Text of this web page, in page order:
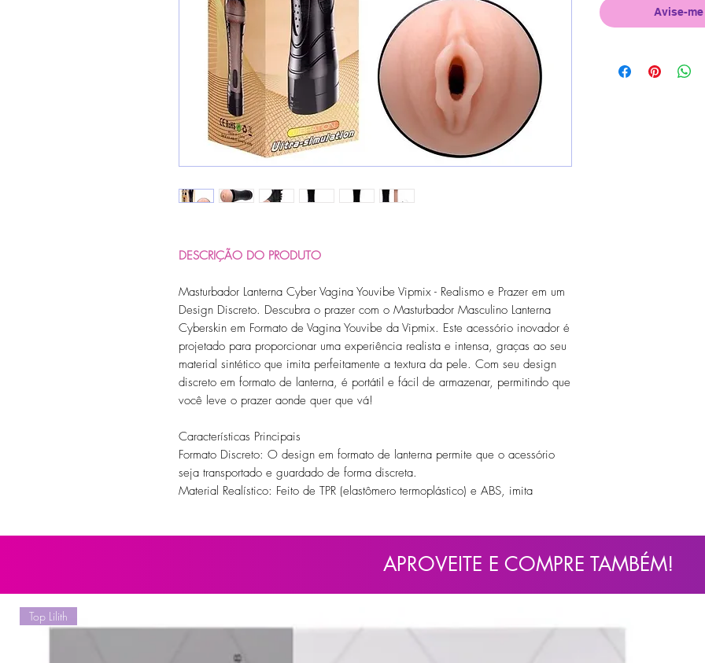
DESCRIÇÃO DO PRODUTO
Masturbador Lanterna Cyber Vagina Youvibe Vipmix - Realismo e Prazer em um
Design Discreto. Descubra o prazer com o Masturbador Masculino Lanterna
Cyberskin em Formato de Vagina Youvibe da Vipmix. Este acessório inovador é
projetado para proporcionar uma experiência realista e intensa, graças ao seu
material sintético que imita perfeitamente a textura da pele. Com seu design
discreto em formato de lanterna, é portátil e fácil de armazenar, permitindo que
você leve o prazer aonde quer que vá!
Características Principais
Formato Discreto: O design em formato de lanterna permite que o acessório
seja transportado e guardado de forma discreta.
Material Realístico: Feito de TPR (elastômero termoplástico) e ABS, imita
Material: TPR + ABS
Avise-
APROVEITE E COMPRE TAMBÉM!
Top Lilith